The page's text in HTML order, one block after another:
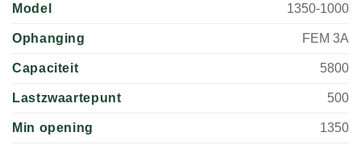
Model 1350-1000
Ophanging FEM 3A
Capaciteit 5800
Lastzwaartepunt 500
Min opening 1350